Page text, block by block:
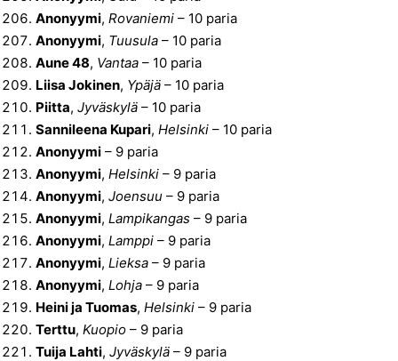
Anonyymi, Rovaniemi – 10 paria
Anonyymi, Tuusula – 10 paria
Aune 48, Vantaa – 10 paria
Liisa Jokinen, Ypäjä – 10 paria
Piitta, Jyväskylä – 10 paria
Sannileena Kupari, Helsinki – 10 paria
Anonyymi – 9 paria
Anonyymi, Helsinki – 9 paria
Anonyymi, Joensuu – 9 paria
Anonyymi, Lampikangas – 9 paria
Anonyymi, Lamppi – 9 paria
Anonyymi, Lieksa – 9 paria
Anonyymi, Lohja – 9 paria
Heini ja Tuomas, Helsinki – 9 paria
Terttu, Kuopio – 9 paria
Tuija Lahti, Jyväskylä – 9 paria